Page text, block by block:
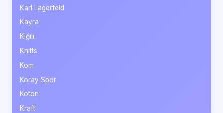
Karl Lagerfeld
Kayra
Kiğılı
Knitts
Kom
Koray Spor
Koton
Kraft